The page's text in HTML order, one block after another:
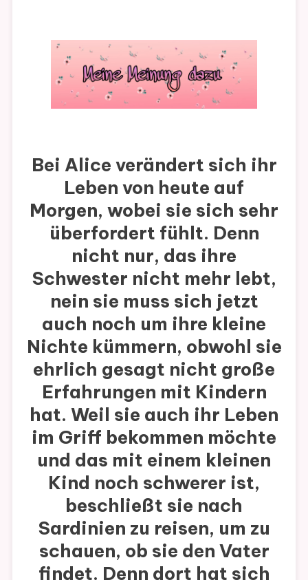
Bei Alice verändert sich ihr
Leben von heute auf
Morgen, wobei sie sich sehr
überfordert fühlt. Denn
nicht nur, das ihre
Schwester nicht mehr lebt,
nein sie muss sich jetzt
auch noch um ihre kleine
Nichte kümmern, obwohl sie
ehrlich gesagt nicht große
Erfahrungen mit Kindern
hat. Weil sie auch ihr Leben
im Griff bekommen möchte
und das mit einem kleinen
Kind noch schwerer ist,
beschließt sie nach
Sardinien zu reisen, um zu
schauen, ob sie den Vater
findet. Denn dort hat sich